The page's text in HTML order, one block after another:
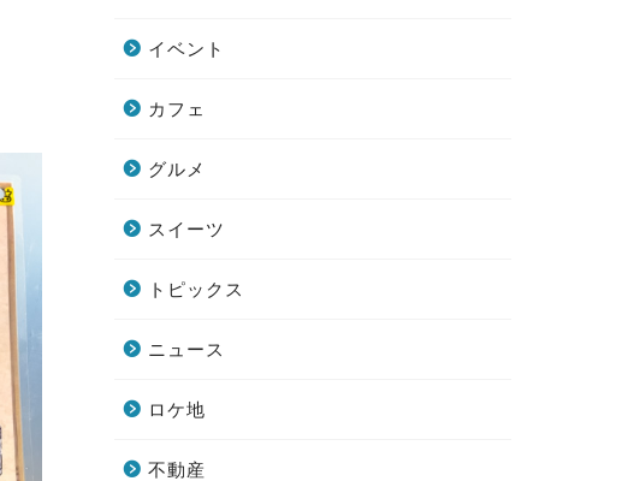
イベント
カフェ
グルメ
スイーツ
トピックス
ニュース
ロケ地
不動産